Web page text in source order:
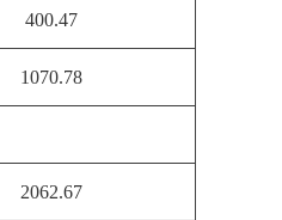
400.47
1070.78
2062.67